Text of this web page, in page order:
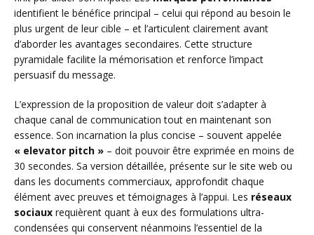
identifient le bénéfice principal – celui qui répond au besoin le
plus urgent de leur cible – et l’articulent clairement avant
d’aborder les avantages secondaires. Cette structure
pyramidale facilite la mémorisation et renforce l’impact
persuasif du message.
L’expression de la proposition de valeur doit s’adapter à
chaque canal de communication tout en maintenant son
essence. Son incarnation la plus concise – souvent appelée
« elevator pitch » – doit pouvoir être exprimée en moins de
30 secondes. Sa version détaillée, présente sur le site web ou
dans les documents commerciaux, approfondit chaque
élément avec preuves et témoignages à l’appui. Les réseaux
sociaux requièrent quant à eux des formulations ultra-
condensées qui conservent néanmoins l’essentiel de la